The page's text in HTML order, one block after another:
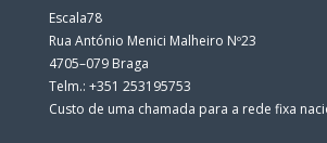
Escala78
Rua António Menici Malheiro Nº23
4705–079 Braga
Telm.: +351 253195753
Custo de uma chamada para a rede fixa